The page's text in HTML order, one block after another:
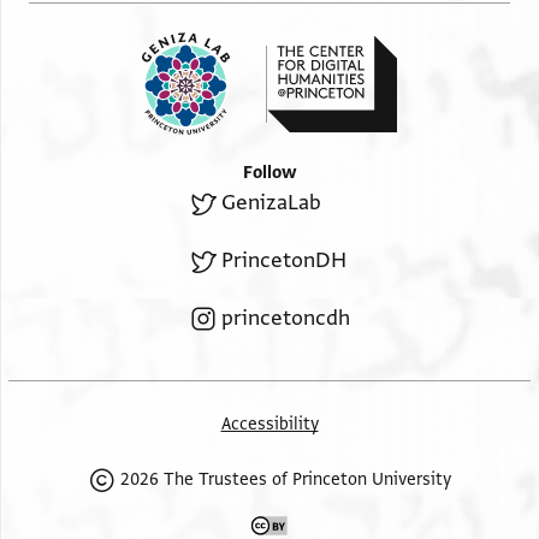
[ ]וופלו (?) די גאשטאר אין גֿירימיש אי אנקי נו מי
אינביאשטי
[ ]טו אדיזיר קי אביאש פארידו און היגו יא לו שופי בֿהֿ
א פוקאש גראשייאש אווש ושלום בסאריש אלוש נינייוש
וושטרא מאדרי [[ארמנדו?]] קאלי
מונגֿאש אינקומיינדאש אמי יירנו אי א (?) אואידו (?) קי
Follow
GenizaLab
PrincetonDH
princetoncdh
Accessibility
2026 The Trustees of Princeton University